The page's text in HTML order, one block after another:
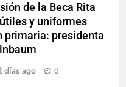
de la Beca Rita
y uniformes
primaria: presidenta
días ago 0